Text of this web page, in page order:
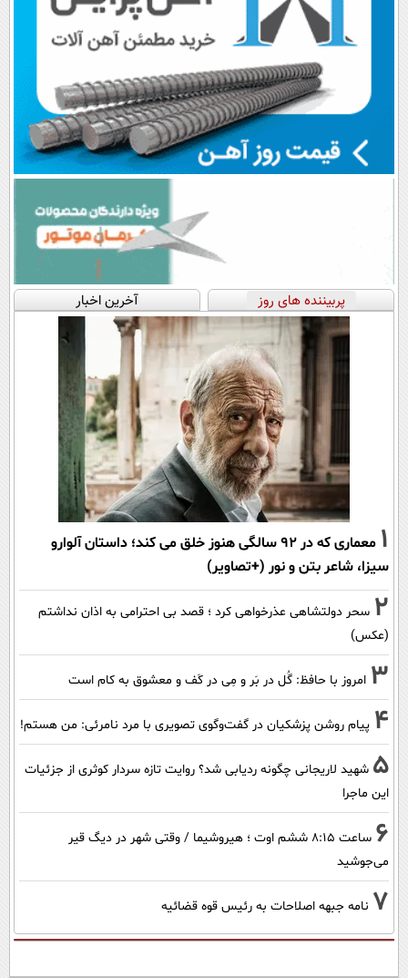
پربیننده های روز آخرین اخبار
1
معماری که در 92 سالگی هنوز خلق می کند؛ داستان آلوارو
سیزا، شاعر بتن و نور (+تصاویر)
2 سحر دولتشاهی عذرخواهی کرد ؛ قصد بی احترامی به اذان نداشتم
(عکس)
3 امروز با حافظ: گُل در بَر و مِی در کَف و معشوق به کام است
4 پیام روشن پزشکیان در گفت‌و‌گوی تصویری با مرد نامرئی: من هستم!
5 شهید لاریجانی چگونه ردیابی شد؟ روایت تازه سردار کوثری از جزئیات
این ماجرا
6
ساعت ۸:۱۵ ششم اوت ؛ هیروشیما / وقتی شهر در دیگ قیر
می‌جوشید
7 نامه جبهه اصلاحات به رئیس قوه قضائیه